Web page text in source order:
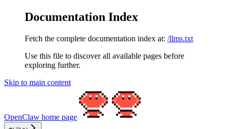
Documentation Index
Fetch the complete documentation index at: /llms.txt
Use this file to discover all available pages before
exploring further.
Skip to main content
OpenClaw home page